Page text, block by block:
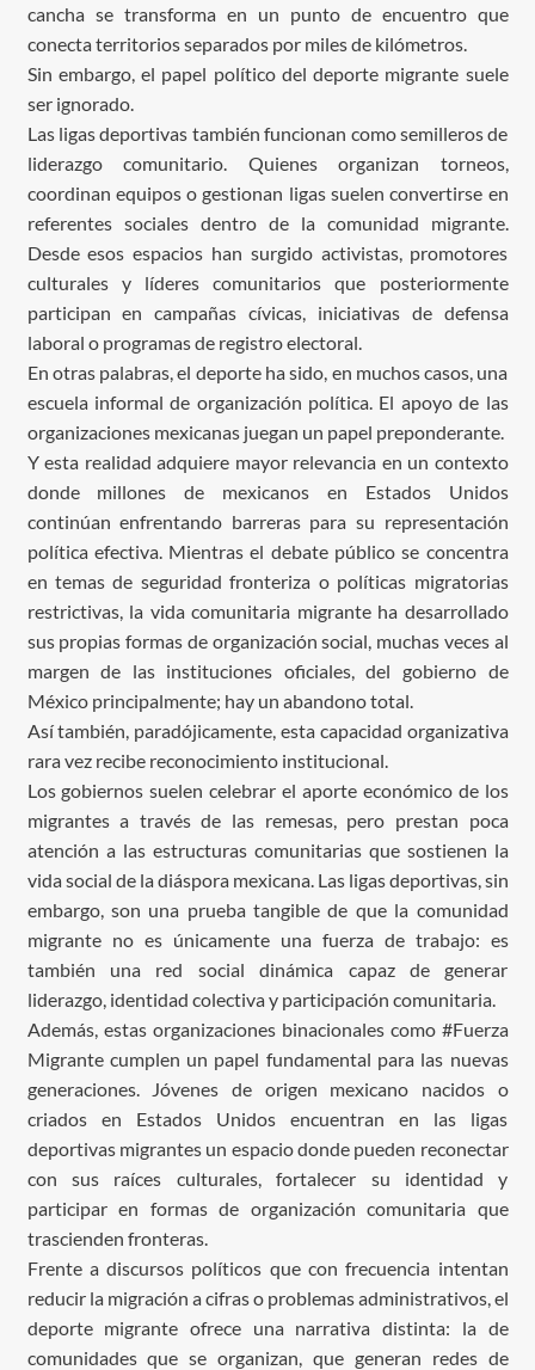
cancha se transforma en un punto de encuentro que
conecta territorios separados por miles de kilómetros.
Sin embargo, el papel político del deporte migrante suele
ser ignorado.
Las ligas deportivas también funcionan como semilleros de
liderazgo comunitario. Quienes organizan torneos,
coordinan equipos o gestionan ligas suelen convertirse en
referentes sociales dentro de la comunidad migrante.
Desde esos espacios han surgido activistas, promotores
culturales y líderes comunitarios que posteriormente
participan en campañas cívicas, iniciativas de defensa
laboral o programas de registro electoral.
En otras palabras, el deporte ha sido, en muchos casos, una
escuela informal de organización política. El apoyo de las
organizaciones mexicanas juegan un papel preponderante.
Y esta realidad adquiere mayor relevancia en un contexto
donde millones de mexicanos en Estados Unidos
continúan enfrentando barreras para su representación
política efectiva. Mientras el debate público se concentra
en temas de seguridad fronteriza o políticas migratorias
restrictivas, la vida comunitaria migrante ha desarrollado
sus propias formas de organización social, muchas veces al
margen de las instituciones oficiales, del gobierno de
México principalmente; hay un abandono total.
Así también, paradójicamente, esta capacidad organizativa
rara vez recibe reconocimiento institucional.
Los gobiernos suelen celebrar el aporte económico de los
migrantes a través de las remesas, pero prestan poca
atención a las estructuras comunitarias que sostienen la
vida social de la diáspora mexicana. Las ligas deportivas, sin
embargo, son una prueba tangible de que la comunidad
migrante no es únicamente una fuerza de trabajo: es
también una red social dinámica capaz de generar
liderazgo, identidad colectiva y participación comunitaria.
Además, estas organizaciones binacionales como #Fuerza
Migrante cumplen un papel fundamental para las nuevas
generaciones. Jóvenes de origen mexicano nacidos o
criados en Estados Unidos encuentran en las ligas
deportivas migrantes un espacio donde pueden reconectar
con sus raíces culturales, fortalecer su identidad y
participar en formas de organización comunitaria que
trascienden fronteras.
Frente a discursos políticos que con frecuencia intentan
reducir la migración a cifras o problemas administrativos, el
deporte migrante ofrece una narrativa distinta: la de
comunidades que se organizan, que generan redes de